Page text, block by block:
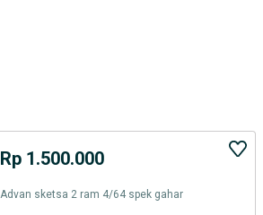
Rp 1.500.000
Advan sketsa 2 ram 4/64 spek gahar